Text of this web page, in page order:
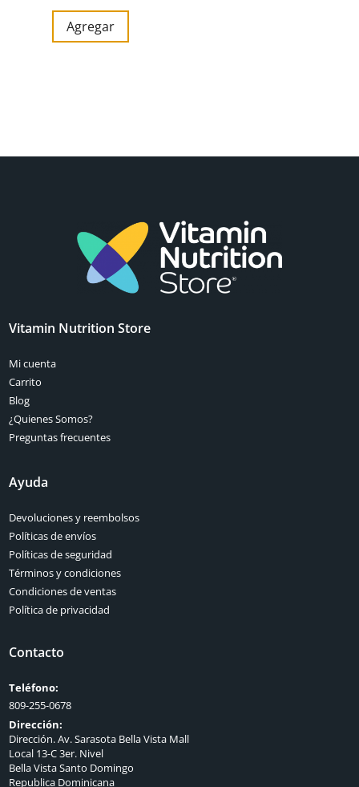
Agregar
Vitamin Nutrition Store
Mi cuenta
Carrito
Blog
¿Quienes Somos?
Preguntas frecuentes
Ayuda
Devoluciones y reembolsos
Políticas de envíos
Políticas de seguridad
Términos y condiciones
Condiciones de ventas
Política de privacidad
Contacto
Teléfono:
809-255-0678
Dirección:
Dirección. Av. Sarasota Bella Vista Mall
Local 13-C 3er. Nivel
Bella Vista Santo Domingo
Republica Dominicana